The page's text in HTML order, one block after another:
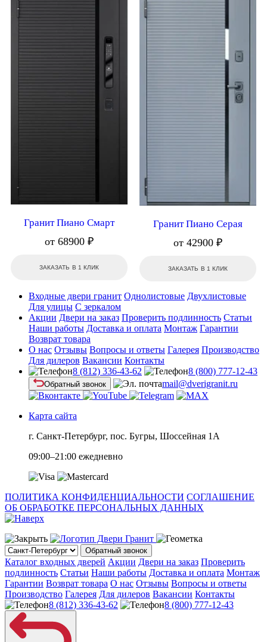
Гранит Пиано Смарт
от 68900 ₽
ЗАКАЗАТЬ В 1 КЛИК
Гранит Пиано Серая
от 42900 ₽
ЗАКАЗАТЬ В 1 КЛИК
Входные двери гранит Однолистовые Двухлистовые
Для улицы С зеркалом
Акции Двери на заказ Проверить подлинность Статьи
Наши работы Доставка и оплата Монтаж Гарантии
Возврат товара
О нас Отзывы Вопросы и ответы Галерея Производство
Для дилеров Вакансии Контакты
8 (812) 336-43-62
8 (800) 777-12-43
Обратный звонок mail@dverigranit.ru
Карта сайта
г. Санкт-Петербург, пос. Бугры, Шоссейная 1А
09:00–21:00 ежедневно
ПОЛИТИКА КОНФИДЕНЦИАЛЬНОСТИ СОГЛАШЕНИЕ
ОБ ОБРАБОТКЕ ПЕРСОНАЛЬНЫХ ДАННЫХ
Обратный звонок
Каталог входных дверей Акции Двери на заказ Проверить
подлинность Статьи Наши работы Доставка и оплата Монтаж
Гарантии Возврат товара О нас Отзывы Вопросы и ответы
Производство Галерея Для дилеров Вакансии Контакты
8 (812) 336-43-62
8 (800) 777-12-43